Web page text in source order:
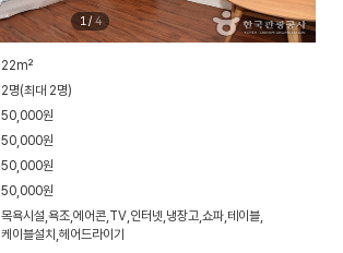
1 / 4
22m²
2명(최대 2명)
50,000원
50,000원
50,000원
50,000원
목욕시설,욕조,에어콘,TV,인터넷,냉장고,쇼파,테이블,
케이블설치,헤어드라이기